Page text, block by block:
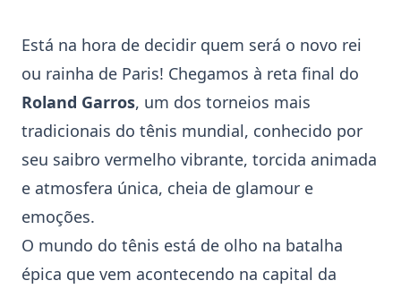
Está na hora de decidir quem será o novo rei
ou rainha de Paris! Chegamos à reta final do
Roland Garros, um dos torneios mais
tradicionais do tênis mundial, conhecido por
seu saibro vermelho vibrante, torcida animada
e atmosfera única, cheia de glamour e
emoções.
O mundo do tênis está de olho na batalha
épica que vem acontecendo na capital da